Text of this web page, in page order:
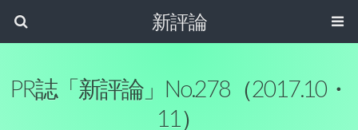
新評論
PR誌「新評論」No.278（2017.10・
11）